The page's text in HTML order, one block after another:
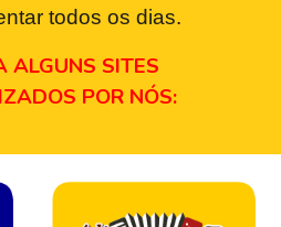
todos os dias.
ALGUNS SITES
POR NÓS: